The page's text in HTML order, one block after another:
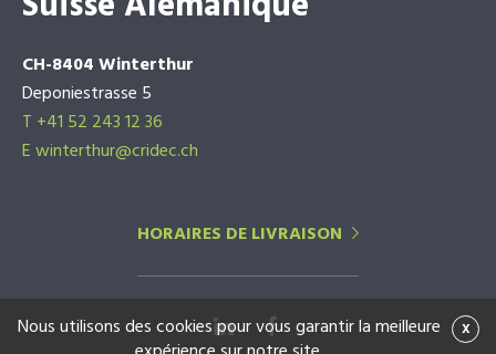
CH-8404 Winterthur
Deponiestrasse 5
T +41 52 243 12 36
E winterthur@cridec.ch
HORAIRES DE LIVRAISON
x
Nous utilisons des cookies pour vous garantir la meilleure